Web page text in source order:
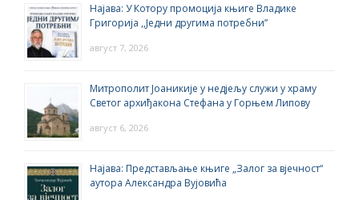
Најава: У Котору промоција књиге Владике
Григорија ,,Једни другима потребни”
август 7, 2026
Митрополит Јоаникије у недјељу служи у храму
Светог архиђакона Стефана у Горњем Липову
август 6, 2026
Најава: Представљање књиге „Залог за вјечност“
аутора Александра Вујовића